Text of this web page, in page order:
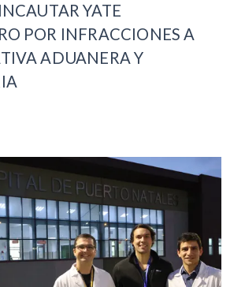
YATE
POR INFRACCIONES A
ADUANERA Y